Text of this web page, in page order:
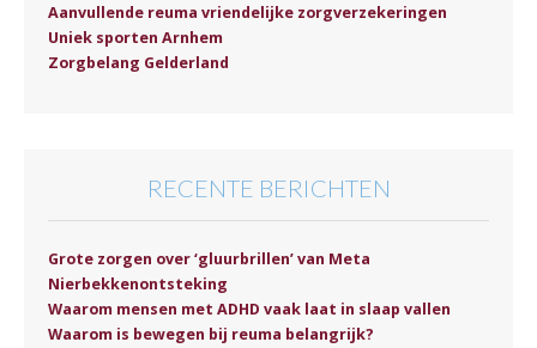
Aanvullende reuma vriendelijke zorgverzekeringen
Uniek sporten Arnhem
Zorgbelang Gelderland
RECENTE BERICHTEN
Grote zorgen over ‘gluurbrillen’ van Meta
Nierbekkenontsteking
Waarom mensen met ADHD vaak laat in slaap vallen
Waarom is bewegen bij reuma belangrijk?